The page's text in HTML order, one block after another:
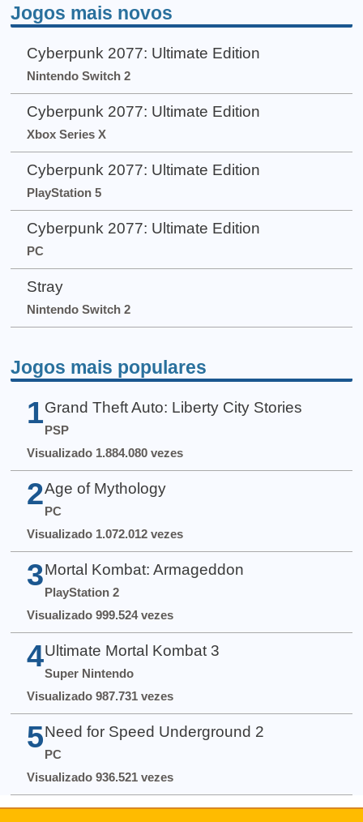
Jogos mais novos
Cyberpunk 2077: Ultimate Edition
Nintendo Switch 2
Cyberpunk 2077: Ultimate Edition
Xbox Series X
Cyberpunk 2077: Ultimate Edition
PlayStation 5
Cyberpunk 2077: Ultimate Edition
PC
Stray
Nintendo Switch 2
Jogos mais populares
1 Grand Theft Auto: Liberty City Stories
PSP
Visualizado 1.884.080 vezes
2 Age of Mythology
PC
Visualizado 1.072.012 vezes
3 Mortal Kombat: Armageddon
PlayStation 2
Visualizado 999.524 vezes
4 Ultimate Mortal Kombat 3
Super Nintendo
Visualizado 987.731 vezes
5 Need for Speed Underground 2
PC
Visualizado 936.521 vezes